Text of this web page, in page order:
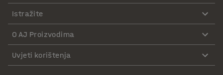
Istražite
O AJ Proizvodima
Uvjeti korištenja